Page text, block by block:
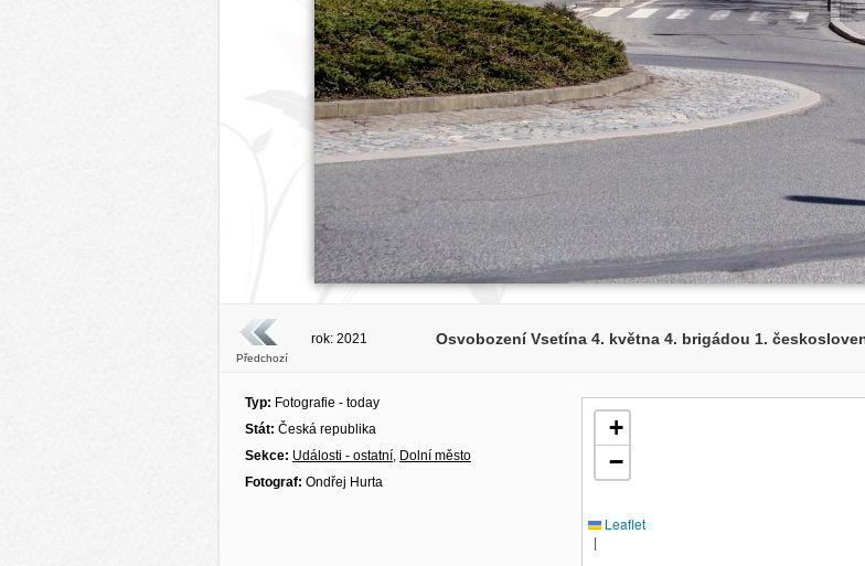
Předchozí
rok: 2021 Osvobození Vsetína 4. května 4. brigádou 1.
Typ: Fotografie - today
Stát: Česká republika
Sekce: Události - ostatní, Dolní město
Fotograf: Ondřej Hurta
+
−
Leaflet
|